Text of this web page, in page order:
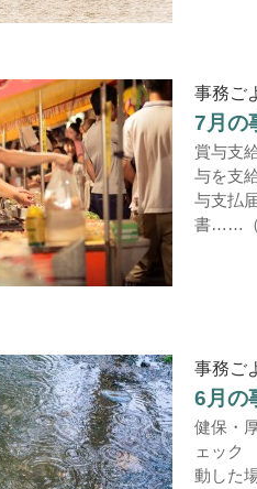
事務ご
7月の
賞与支
与を支
与支払
書……（
事務ご
6月の
健保・
ェック
動した